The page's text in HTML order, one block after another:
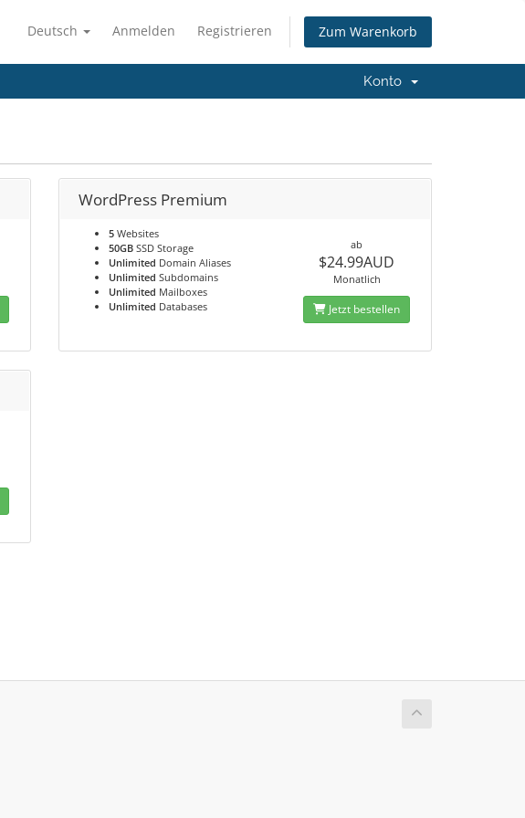
Deutsch Anmelden Registrieren Zum Warenkorb
Konto
WordPress Premium
5 Websites
50GB SSD Storage
Unlimited Domain Aliases
Unlimited Subdomains
Unlimited Mailboxes
Unlimited Databases
ab
$24.99AUD
Monatlich
Jetzt bestellen